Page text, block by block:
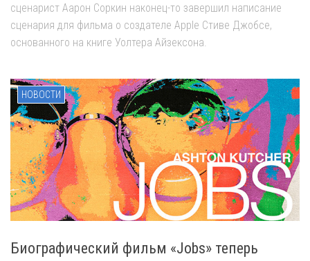
сценарист Аарон Соркин наконец-то завершил написание
сценария для фильма о создателе Apple Стиве Джобсе,
основанного на книге Уолтера Айзексона.
НОВОСТИ
Биографический фильм «Jobs» теперь